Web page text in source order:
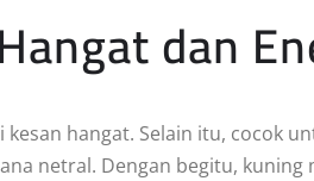
dan
hangat. Selain itu, cocok
netral. Dengan begitu, kuning